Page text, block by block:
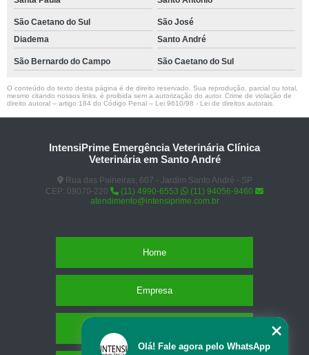
São Caetano do Sul
São José
Diadema
Santo André
São Bernardo do Campo São Caetano do Sul
O conteúdo do texto desta página é de direito reservado. Sua reprodução, parcial ou total,
mesmo citando nossos links, é proibida sem a autorização do autor. Crime de violação de
direito autoral – artigo 184 do Código Penal – Lei 9610/98 - Lei de direitos autorais
IntensiPrime Emergência Veterinária Clínica
Veterinária em Santo André
Rua das Paineiras, 607 - Jardim Santo André - SP
CEP: 09070-220
(11) 4990-6553
(11) 94056-9460
atendimento@intensiprime.com.br
Home
Empresa
Olá! Fale agora pelo WhatsApp